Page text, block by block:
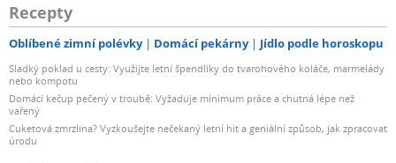
Recepty
Oblíbené zimní polévky Domácí pekárny Jídlo podle horoskopu
Sladký poklad u cesty: Využijte letní špendlíky do tvarohového koláče, marmelády
nebo kompotu
Domácí kečup pečený v troubě: Vyžaduje minimum práce a chutná lépe než
vařený
Cuketová zmrzlina? Vyzkoušejte nečekaný letní hit a geniální způsob, jak zpracovat
úrodu